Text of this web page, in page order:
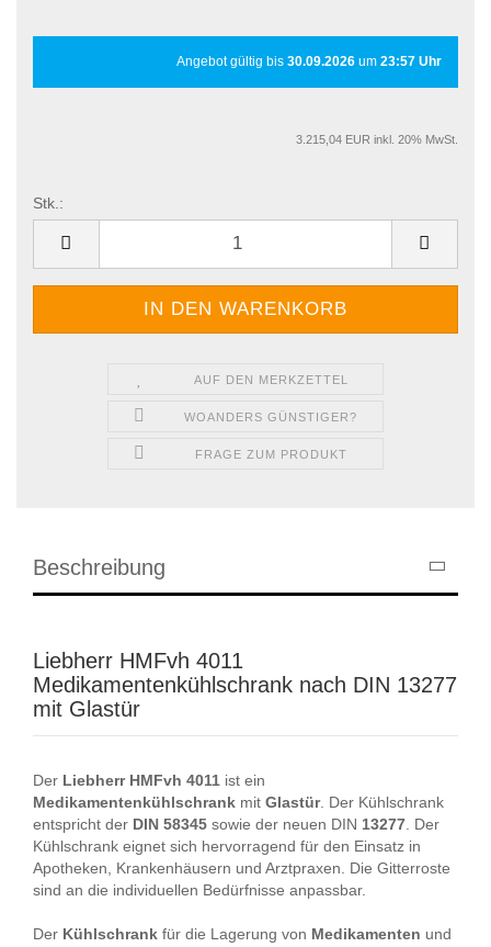
Angebot gültig bis 30.09.2026 um 23:57 Uhr
3.215,04 EUR inkl. 20% MwSt.
Stk.:
AUF DEN MERKZETTEL
WOANDERS GÜNSTIGER?
FRAGE ZUM PRODUKT
Beschreibung
Liebherr HMFvh 4011
Medikamentenkühlschrank nach DIN 13277
mit Glastür
Der Liebherr HMFvh 4011 ist ein
Medikamentenkühlschrank mit Glastür. Der Kühlschrank
entspricht der DIN 58345 sowie der neuen DIN 13277 . Der
Kühlschrank eignet sich hervorragend für den Einsatz in
Apotheken, Krankenhäusern und Arztpraxen. Die Gitterroste
sind an die individuellen Bedürfnisse anpassbar.
Der Kühlschrank für die Lagerung von Medikamenten und